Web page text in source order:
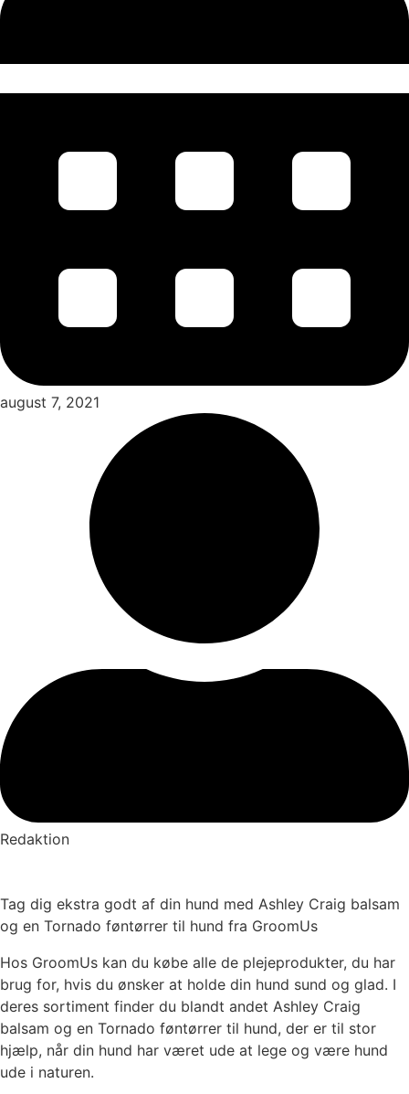
august 7, 2021
Redaktion
Tag dig ekstra godt af din hund med Ashley Craig balsam
og en Tornado føntørrer til hund fra GroomUs
Hos GroomUs kan du købe alle de plejeprodukter, du har
brug for, hvis du ønsker at holde din hund sund og glad. I
deres sortiment finder du blandt andet Ashley Craig
balsam og en Tornado føntørrer til hund, der er til stor
hjælp, når din hund har været ude at lege og være hund
ude i naturen.